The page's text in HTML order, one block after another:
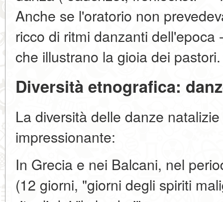
Anche se l'oratorio non
ricco di ritmi danzanti
che illustrano la gioia dei pastori.
Diversità etnografica:
La diversità delle danze
impressionante:
In Grecia e nei Balcani, nel
(12 giorni, "giorni degli spiriti